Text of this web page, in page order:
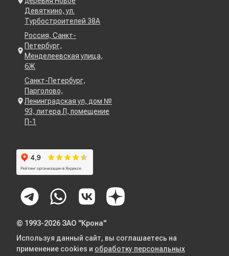
Девяткино, ул.
Турбостроителей 38А
Россия, Санкт-
Петербург,
Менделеевская улица,
6Ж
Санкт-Петербург,
Парголово,
Ленинградская ул, дом №
93, литера Л, помещение
П-1
© 1993-2026 ЗАО "Крона"
Используя данный сайт, вы соглашаетесь на
применение cookies и обработку персональных